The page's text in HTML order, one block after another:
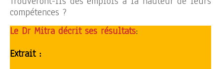
compétences ?
Le Dr Mitra décrit ses résultats:
Extrait :